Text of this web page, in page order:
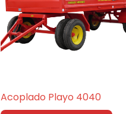
Acoplado Playo 4040